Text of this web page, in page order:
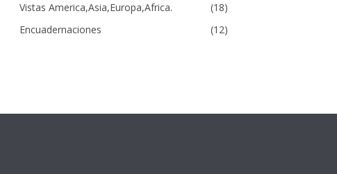
Vistas America,Asia,Europa,Africa.
(18)
Encuadernaciones
(12)